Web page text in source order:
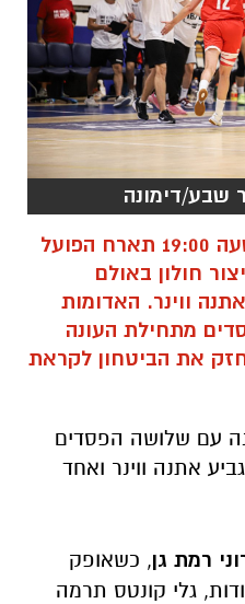
הערב (חמישי, 16.10) בשעה 19:00 תארח הפועל
חולון באולם
ווינר. האדומות
מתחילת העונה
את הביטחון לקראת
עם שלושה הפסדים
אתנה ווינר ואחד
, כשאופק
בלטה עם 16 נקודות, גלי קונטס תרמה